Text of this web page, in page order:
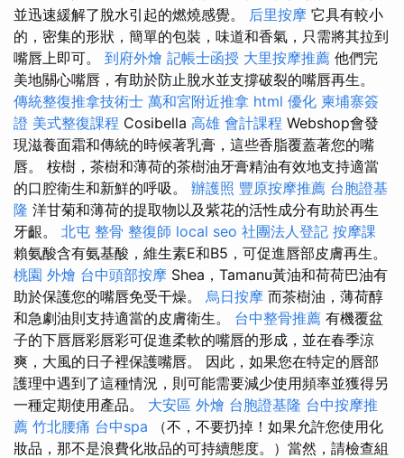
並迅速緩解了脫水引起的燃燒感覺。 后里按摩 它具有較小
的，密集的形狀，簡單的包裝，味道和香氣，只需將其拉到
嘴唇上即可。 到府外燴 記帳士函授 大里按摩推薦 他們完
美地關心嘴唇，有助於防止脫水並支撐破裂的嘴唇再生。
傳統整復推拿技術士 萬和宮附近推拿 html 優化 柬埔寨簽
證 美式整復課程 Cosibella 高雄 會計課程 Webshop會發
現滋養面霜和傳統的時候著乳膏，這些香脂覆蓋著您的嘴
唇。 桉樹，茶樹和薄荷的茶樹油牙膏精油有效地支持適當
的口腔衛生和新鮮的呼吸。 辦護照 豐原按摩推薦 台胞證基
隆 洋甘菊和薄荷的提取物以及紫花的活性成分有助於再生
牙齦。 北屯 整骨 整復師 local seo 社團法人登記 按摩課
賴氨酸含有氨基酸，維生素E和B5，可促進唇部皮膚再生。
桃園 外燴 台中頭部按摩 Shea，Tamanu黃油和荷荷巴油有
助於保護您的嘴唇免受干燥。 烏日按摩 而茶樹油，薄荷醇
和急劇油則支持適當的皮膚衛生。 台中整骨推薦 有機覆盆
子的下唇唇彩唇彩可促進柔軟的嘴唇的形成，並在春季涼
爽，大風的日子裡保護嘴唇。 因此，如果您在特定的唇部
護理中遇到了這種情況，則可能需要減少使用頻率並獲得另
一種定期使用產品。 大安區 外燴 台胞證基隆 台中按摩推
薦 竹北腰痛 台中spa （不，不要扔掉！如果允許您使用化
妝品，那不是浪費化妝品的可持續態度。）當然，請檢查組